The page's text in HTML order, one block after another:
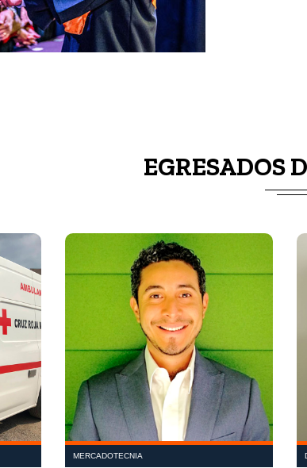
EGRESADOS
MERCADOTECNIA